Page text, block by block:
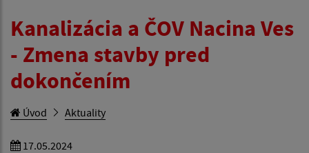
Kanalizácia a ČOV Nacina Ves
- Zmena stavby pred
dokončením
Úvod Aktuality
17.05.2024